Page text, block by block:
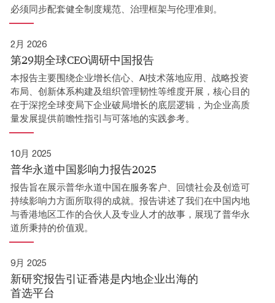
必须同步配套健全制度规范、治理框架与伦理准则。
2月 2026
第29期全球CEO调研中国报告
本报告主要围绕企业增长信心、AI技术落地应用、战略投资
布局、创新体系构建及组织管理韧性等维度开展，核心目的
在于深挖全球变局下企业破局增长的底层逻辑，为企业高质
量发展提供前瞻性指引与可落地的实践参考。
10月 2025
普华永道中国影响力报告2025
报告旨在展示普华永道中国在服务客户、回馈社会及创造可
持续影响力方面所取得的成就。报告讲述了我们在中国内地
与香港地区工作的合伙人及专业人才的故事，展现了普华永
道所秉持的价值观。
9月 2025
新研究报告引证香港是内地企业出海的
首选平台